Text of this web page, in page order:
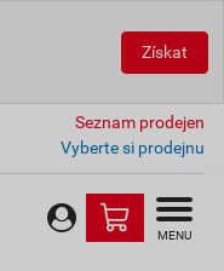
Získat
Seznam prodejen
Vyberte si prodejnu
MENU